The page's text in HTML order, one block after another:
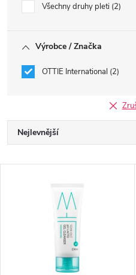
Všechny druhy pleti 2
Výrobce / Značka
OTTIE International 2
Ř
a
Nejlevnější